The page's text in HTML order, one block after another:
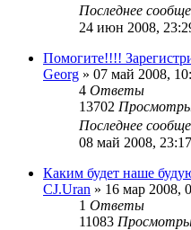
Последнее
24 июн 2008,
Помогите!!!!
Georg » 07 май 2008,
4 Ответы
13702
Последнее
08 май 2008, 23:17
Каким будет наше
CJ.Uran » 16 мар 2008,
1 Ответы
11083